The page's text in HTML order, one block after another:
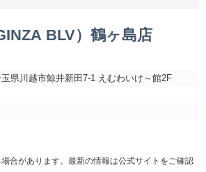
BLV）鶴ヶ島店
県川越市鯨井新田7-1 えむわいけ～館2F
合があります。最新の情報は公式サイトをご確認